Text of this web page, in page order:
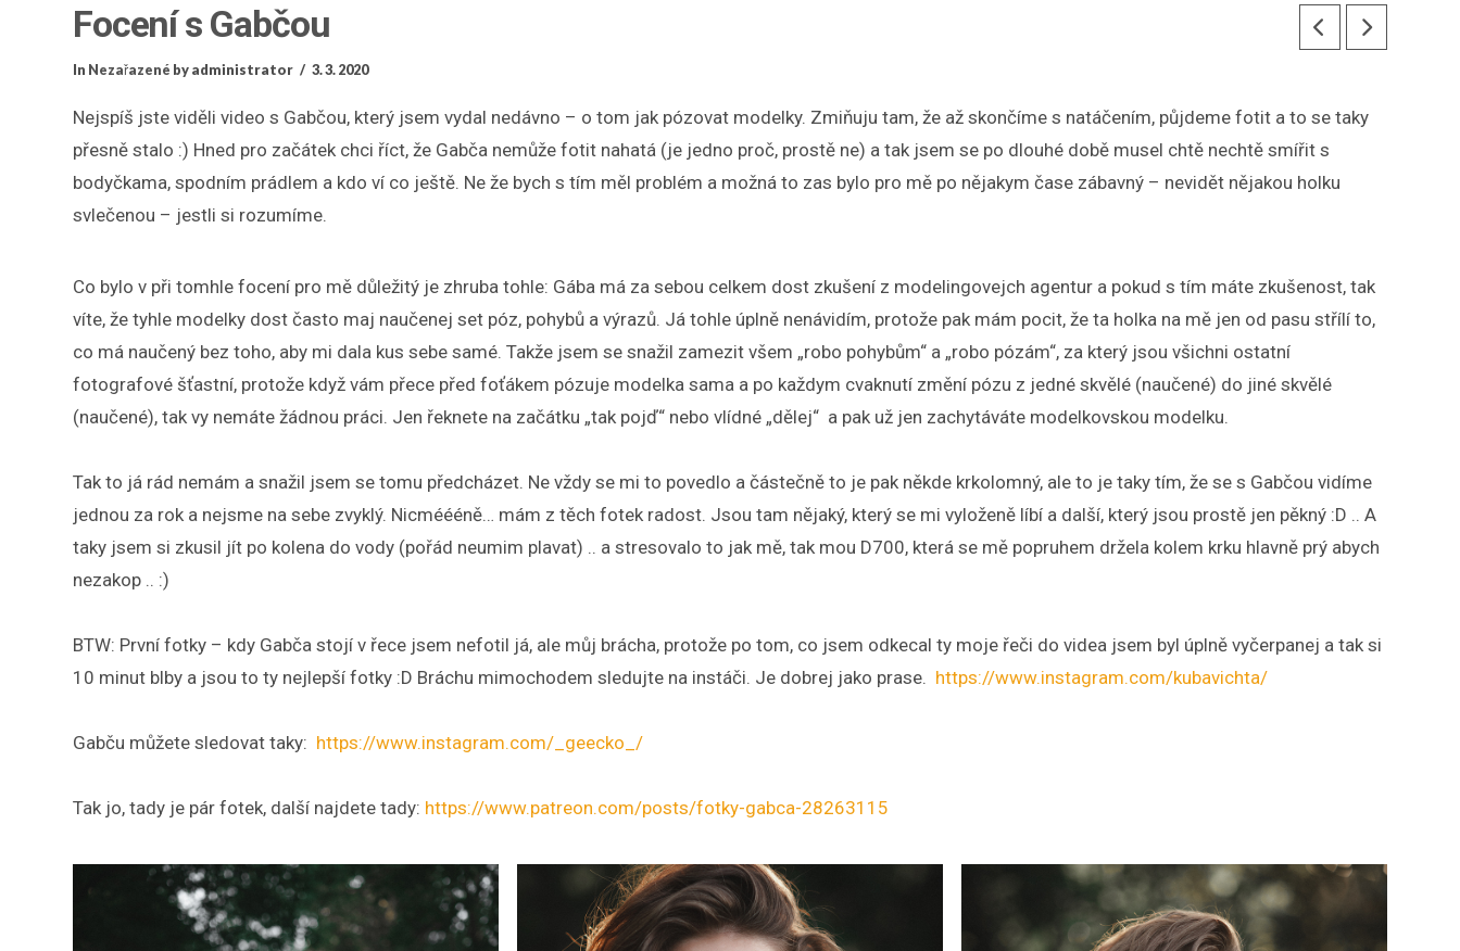
Focení s Gabčou
In Nezařazené by administrator 3. 3. 2020
Nejspíš jste viděli video s Gabčou, který jsem vydal nedávno – o tom jak pózovat modelky. Zmiňuju tam, že až skončíme s natáčením, půjdeme fotit a to se taky
přesně stalo :) Hned pro začátek chci říct, že Gabča nemůže fotit nahatá (je jedno proč, prostě ne) a tak jsem se po dlouhé době musel chtě nechtě smířit s
bodyčkama, spodním prádlem a kdo ví co ještě. Ne že bych s tím měl problém a možná to zas bylo pro mě po nějakym čase zábavný – nevidět nějakou holku
svlečenou – jestli si rozumíme.
Co bylo v při tomhle focení pro mě důležitý je zhruba tohle: Gába má za sebou celkem dost zkušení z modelingovejch agentur a pokud s tím máte zkušenost, tak
víte, že tyhle modelky dost často maj naučenej set póz, pohybů a výrazů. Já tohle úplně nenávidím, protože pak mám pocit, že ta holka na mě jen od pasu střílí to,
co má naučený bez toho, aby mi dala kus sebe samé. Takže jsem se snažil zamezit všem „robo pohybům“ a „robo pózám“, za který jsou všichni ostatní
fotografové šťastní, protože když vám přece před foťákem pózuje modelka sama a po každym cvaknutí změní pózu z jedné skvělé (naučené) do jiné skvělé
(naučené), tak vy nemáte žádnou práci. Jen řeknete na začátku „tak pojď“ nebo vlídné „dělej“ a pak už jen zachytáváte modelkovskou modelku.
Tak to já rád nemám a snažil jsem se tomu předcházet. Ne vždy se mi to povedlo a částečně to je pak někde krkolomný, ale to je taky tím, že se s Gabčou vidíme
jednou za rok a nejsme na sebe zvyklý. Nicméééně… mám z těch fotek radost. Jsou tam nějaký, který se mi vyloženě líbí a další, který jsou prostě jen pěkný :D .. A
taky jsem si zkusil jít po kolena do vody (pořád neumim plavat) .. a stresovalo to jak mě, tak mou D700, která se mě popruhem držela kolem krku hlavně prý abych
nezakop .. :)
BTW: První fotky – kdy Gabča stojí v řece jsem nefotil já, ale můj brácha, protože po tom, co jsem odkecal ty moje řeči do videa jsem byl úplně vyčerpanej a tak si
10 minut blby a jsou to ty nejlepší fotky :D Bráchu mimochodem sledujte na instáči. Je dobrej jako prase. https://www.instagram.com/kubavichta/
Gabču můžete sledovat taky: https://www.instagram.com/_geecko_/
Tak jo, tady je pár fotek, další najdete tady: https://www.patreon.com/posts/fotky-gabca-28263115